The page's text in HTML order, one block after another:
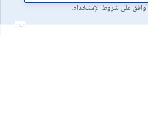
أوافق على شروط الإستخدام.
أعلان